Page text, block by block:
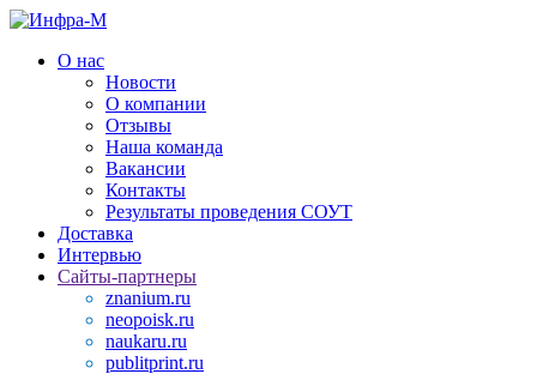
О нас
Новости
О компании
Отзывы
Наша команда
Вакансии
Контакты
Результаты проведения СОУТ
Доставка
Интервью
Сайты-партнеры
znanium.ru
neopoisk.ru
naukaru.ru
publitprint.ru